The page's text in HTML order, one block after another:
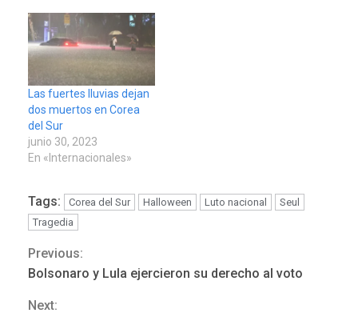
Las fuertes lluvias dejan
dos muertos en Corea
del Sur
junio 30, 2023
En «Internacionales»
Tags: Corea del Sur Halloween Luto nacional
Seul
Tragedia
Continue
Reading
Previous:
Bolsonaro y Lula ejercieron su derecho al voto
Next:
756,71 bolívares